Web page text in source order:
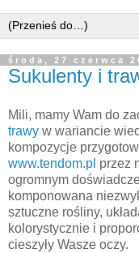
środa, 27 czerwca
Sukulenty i
Mili, mamy Wam do
trawy w wariancie
kompozycje
www.tendom.pl przez
ogromnym
komponowana
sztuczne rośliny,
kolorystycznie i
cieszyły Wasze oczy.